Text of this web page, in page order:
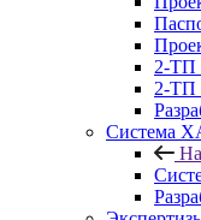
2-ТП
2-ТП
Система